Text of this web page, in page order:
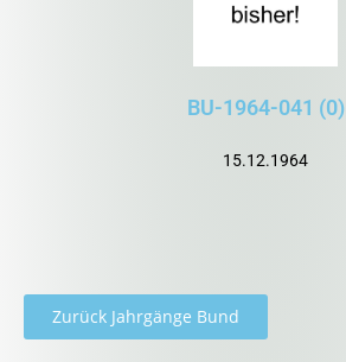
BU-1964-041 (0)
15.12.1964
Zurück Jahrgänge Bund